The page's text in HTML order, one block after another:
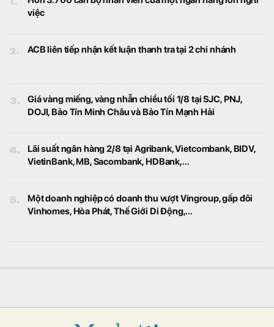
việc
2. ACB liên tiếp nhận kết luận thanh tra tại 2 chi nhánh
3.
Giá vàng miếng, vàng nhẫn chiều tối 1/8 tại SJC, PNJ,
DOJI, Bảo Tín Minh Châu và Bảo Tín Mạnh Hải
4.
Lãi suất ngân hàng 2/8 tại Agribank, Vietcombank, BIDV,
VietinBank, MB, Sacombank, HDBank,...
5.
Một doanh nghiệp có doanh thu vượt Vingroup, gấp đôi
Vinhomes, Hòa Phát, Thế Giới Di Động,...